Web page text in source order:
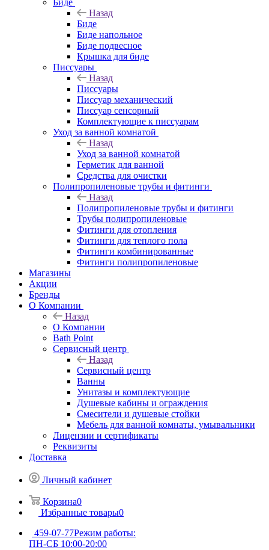
Биде
Назад
Биде
Биде напольное
Биде подвесное
Крышка для биде
Писсуары
Назад
Писсуары
Писсуар механический
Писсуар сенсорный
Комплектующие к писсуарам
Уход за ванной комнатой
Назад
Уход за ванной комнатой
Герметик для ванной
Средства для очистки
Полипропиленовые трубы и фитинги
Назад
Полипропиленовые трубы и фитинги
Трубы полипропиленовые
Фитинги для отопления
Фитинги для теплого пола
Фитинги комбинированные
Фитинги полипропиленовые
Магазины
Акции
Бренды
О Компании
Назад
О Компании
Bath Point
Сервисный центр
Назад
Сервисный центр
Ванны
Унитазы и комплектующие
Душевые кабины и ограждения
Смесители и душевые стойки
Мебель для ванной комнаты, умывальники
Лицензии и сертификаты
Реквизиты
Доставка
Личный кабинет
Корзина0
Избранные товары0
459-07-77Режим работы:
ПН-СБ 10:00-20:00